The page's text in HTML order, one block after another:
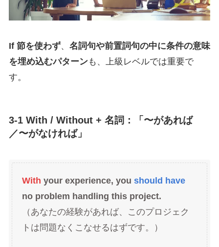
If 節を使わず、 名詞句や前置詞句の中に条件の意味
を埋め込むパターンも、上級レベルでは重要で
す。
3-1 With / Without + 名詞：「〜があれば
／〜がなければ」
With your experience, you should have
no problem handling this project.
（あなたの経験があれば、このプロジェク
トは問題なくこなせるはずです。）